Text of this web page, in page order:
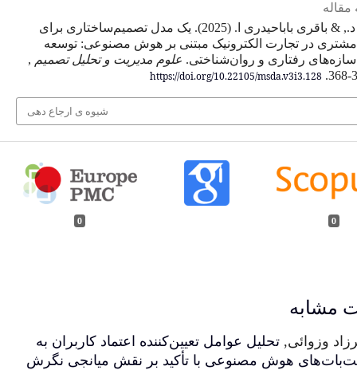
محمدی د., & باقری باباحیدری ا. (2025). یک مدل تصمیم‌ساختاری برای
مبتنی بر هوش مصنوعی: توسعه
علوم مدیریت و تحلیل تصمیم,
https://doi.org/
تعیین‌کننده اعتماد کاربران به
با تأکید بر نقش میانجی نگرش